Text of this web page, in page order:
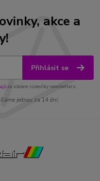
akce a
Přihlásit se
za účelem rozesílky newsletteru.
jednou za 14 dní.